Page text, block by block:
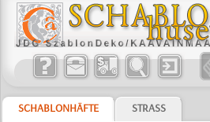
SCHABLONHÄFTE
STRASS